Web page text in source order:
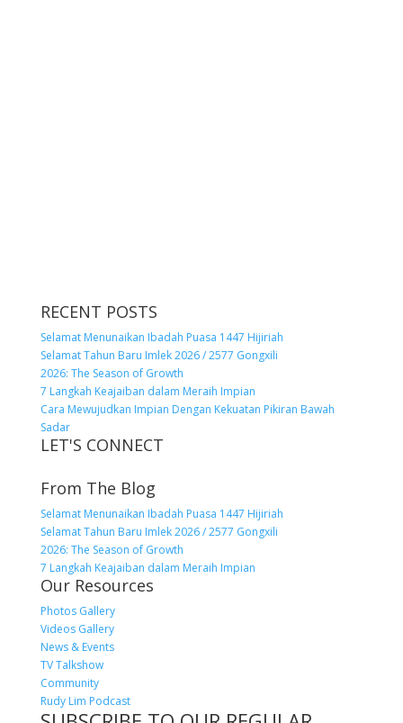
RECENT POSTS
Selamat Menunaikan Ibadah Puasa 1447 Hijiriah
Selamat Tahun Baru Imlek 2026 / 2577 Gongxili
2026: The Season of Growth
7 Langkah Keajaiban dalam Meraih Impian
Cara Mewujudkan Impian Dengan Kekuatan Pikiran Bawah
Sadar
LET'S CONNECT
From The Blog
Selamat Menunaikan Ibadah Puasa 1447 Hijiriah
Selamat Tahun Baru Imlek 2026 / 2577 Gongxili
2026: The Season of Growth
7 Langkah Keajaiban dalam Meraih Impian
Our Resources
Photos Gallery
Videos Gallery
News & Events
TV Talkshow
Community
Rudy Lim Podcast